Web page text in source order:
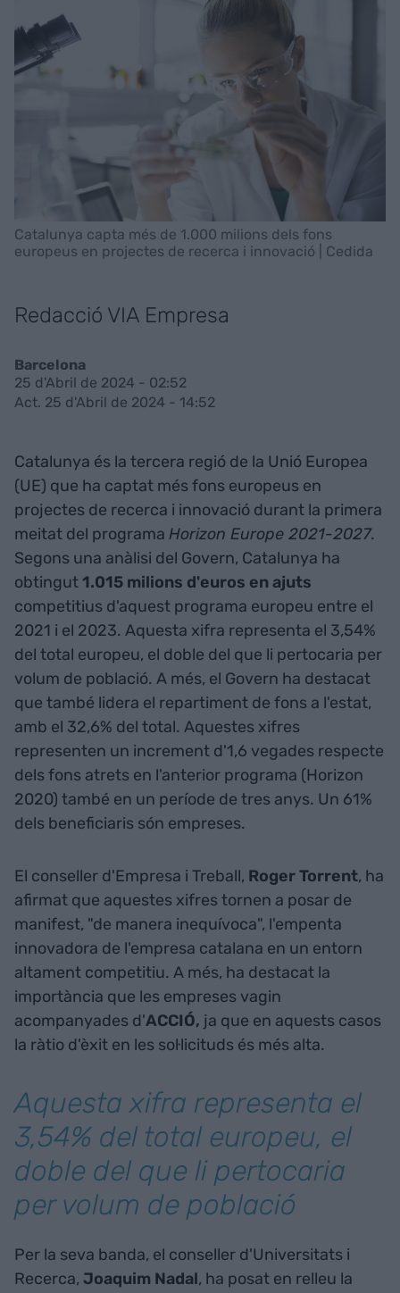
Catalunya capta més de 1.000 milions dels fons
europeus en projectes de recerca i innovació | Cedida
Redacció VIA Empresa
Barcelona
25 d'Abril de 2024 - 02:52
Act. 25 d'Abril de 2024 - 14:52
Catalunya és la tercera regió de la Unió Europea
(UE) que ha captat més fons europeus en
projectes de recerca i innovació durant la primera
meitat del programa Horizon Europe 2021-2027.
Segons una anàlisi del Govern, Catalunya ha
obtingut1.015 milions d'euros en ajuts
competitius d'aquest programa europeu entre el
2021 i el 2023. Aquesta xifra representa el 3,54%
del total europeu, el doble del que li pertocaria per
volum de població. A més, el Govern ha destacat
que també lidera el repartiment de fons a l'estat,
amb el 32,6% del total. Aquestes xifres
representen un increment d'1,6 vegades respecte
dels fons atrets en l'anterior programa (Horizon
2020) també en un període de tres anys. Un 61%
dels beneficiaris són empreses.
El conseller d'Empresa i Treball, Roger Torrent, ha
afirmat que aquestes xifres tornen a posar de
manifest, "de manera inequívoca", l'empenta
innovadora de l'empresa catalana en un entorn
altament competitiu. A més, ha destacat la
importància que les empreses vagin
acompanyades d'ACCIÓ, ja que en aquests casos
la ràtio d'èxit en les sol·licituds és més alta.
Aquesta xifra representa el
3,54% del total europeu, el
doble del que li pertocaria
per volum de població
Per la seva banda, el conseller d'Universitats i
Recerca, Joaquim Nadal, ha posat en relleu la